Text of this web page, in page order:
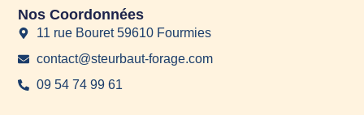
Nos Coordonnées
11 rue Bouret 59610 Fourmies
contact@steurbaut-forage.com
09 54 74 99 61